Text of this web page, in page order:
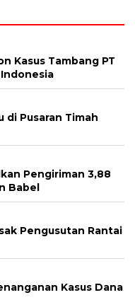
Kasus Tambang PT
di Pusaran Timah
Pengiriman 3,88
Babel
Pengusutan Rantai
Kasus Dana